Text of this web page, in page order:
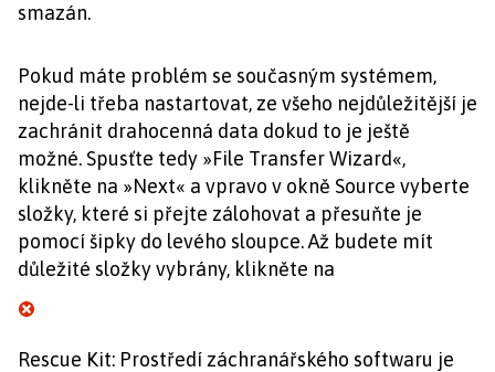
smazán.
Pokud máte problém se současným systémem,
nejde-li třeba nastartovat, ze všeho nejdůležitější je
zachránit drahocenná data dokud to je ještě
možné. Spusťte tedy »File Transfer Wizard«,
klikněte na »Next« a vpravo v okně Source vyberte
složky, které si přejte zálohovat a přesuňte je
pomocí šipky do levého sloupce. Až budete mít
důležité složky vybrány, klikněte na
Rescue Kit: Prostředí záchranářského softwaru je